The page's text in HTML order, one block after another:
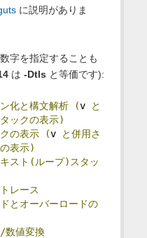
に説明がありま
字を指定することも
は -Dtls と等価です):
ン化と構文解析 (v
と
ックの表示)
の表示 (v
と併用さ
表示)
スト(ループ)スタッ
レース
とオーバーロードの
数値変換